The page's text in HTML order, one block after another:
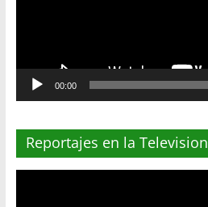
00:00
Reportajes en la Television